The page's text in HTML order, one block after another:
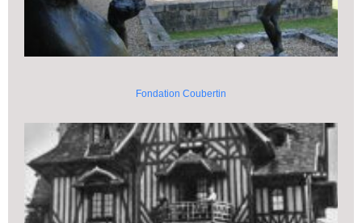
Fondation Coubertin